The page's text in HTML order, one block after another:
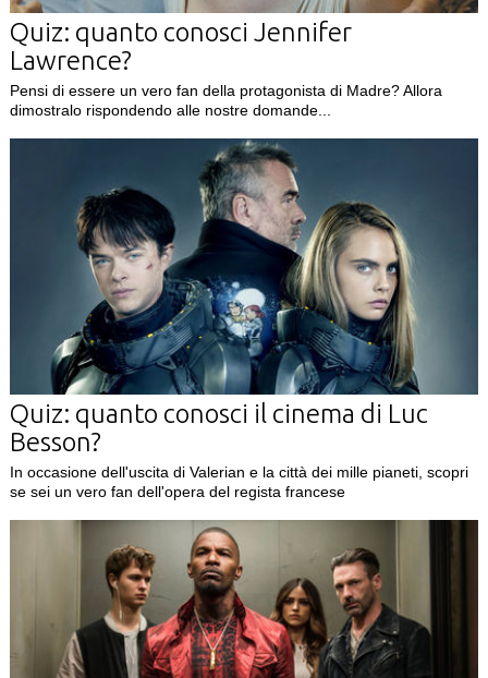
Quiz: quanto conosci Jennifer
Lawrence?
Pensi di essere un vero fan della protagonista di Madre? Allora
dimostralo rispondendo alle nostre domande...
Quiz: quanto conosci il cinema di Luc
Besson?
In occasione dell'uscita di Valerian e la città dei mille pianeti, scopri
se sei un vero fan dell'opera del regista francese